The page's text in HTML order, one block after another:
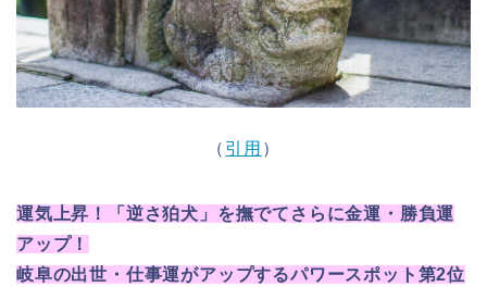
（ 引用 ）
運気上昇！「逆さ狛犬」を撫でてさらに金運・勝負運
アップ！
岐阜の出世・仕事運がアップするパワースポット第2位